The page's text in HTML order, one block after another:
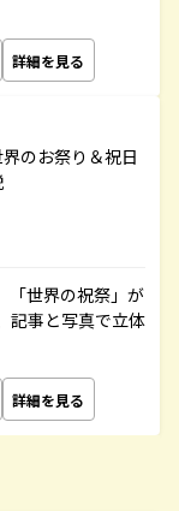
詳細を見る
のお祭り＆祝日
「世界の祝祭」が
記事と写真で立体
詳細を見る